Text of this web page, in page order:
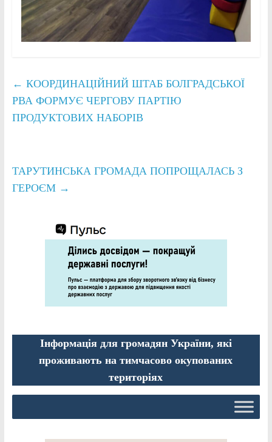
← КООРДИНАЦІЙНИЙ ШТАБ БОЛГРАДСЬКОЇ
РВА ФОРМУЄ ЧЕРГОВУ ПАРТІЮ
ПРОДУКТОВИХ НАБОРІВ
ТАРУТИНСЬКА ГРОМАДА ПОПРОЩАЛАСЬ З
ГЕРОЄМ →
Інформація для громадян України, які
проживають на тимчасово окупованих
територіях